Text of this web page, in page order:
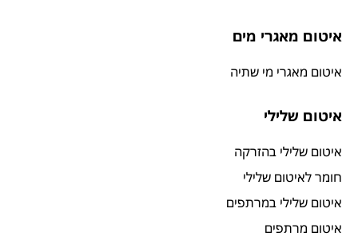
איטום מאגרי מים
איטום מאגרי מי שתיה
איטום שלילי
איטום שלילי בהזרקה
חומר לאיטום שלילי
איטום שלילי במרתפים
איטום מרתפים